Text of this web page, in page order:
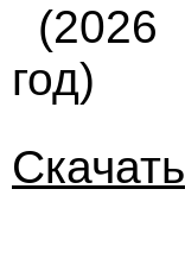
(2026
год)
Скачать